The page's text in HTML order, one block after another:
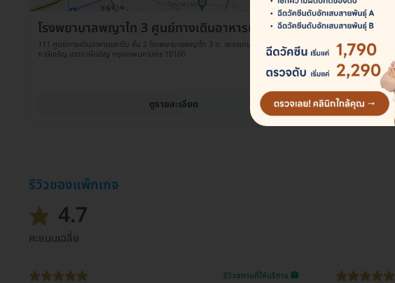
โรงพยาบาลพญาไท 3 ศูนย์ทางเดินอาหารและตับ
111 ศูนย์ทางเดินอาหารและตับ ชั้น 2 โรงพยาบาลพญาไท 3 ถ. เพชรเกษม แขวงปากคลอง
ภาษีเจริญ เขตภาษีเจริญ กรุงเทพมหานคร 10160
ดูรายละเอียด
โรงพยาบา
และโรคตับ
111 ถ. เพชรเกษม
รีวิวของแพ็กเกจ
4.7
คะแนนเฉลี่ย
รีวิวสถานที่ให้บริการ 🏥